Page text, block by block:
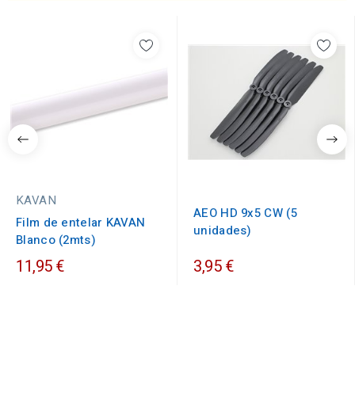
KAVAN
Film de entelar KAVAN
Blanco (2mts)
11,95 €
AEO HD 9x5 CW (5
unidades)
3,95 €